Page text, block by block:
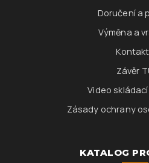
Doručení a
Výměna a
Závěr
Video
Zásady ochrany
KATALOG